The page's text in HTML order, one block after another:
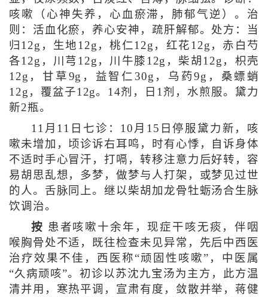
咳嗽（心神失养，心血瘀滞，肺郁气逆）。治
则：活血化瘀，养心安神，疏肝解郁。处方：当
归12g，生地12g，桃仁12g，红花12g，赤白芍
各12g，川芎12g，川牛膝12g，柴胡12g，枳壳
12g，甘草9g，益智仁30g，乌药9g，桑螵蛸
12g，覆盆子12g。14剂，日1剂，水煎服。黛力
新2瓶。
11月11日七诊：10月15日停服黛力新，咳
嗽未增加，顷诊诉右耳鸣，时有心悸，自诉身体
不适时手心冒汗，打嗝，转移注意力后好转，容
易胡思乱想，多梦，做梦与人打架，或梦见过世
的人。舌脉同上。继以柴胡加龙骨牡蛎汤合生脉
饮调治。
按 患者咳嗽十余年，现症干咳无痰，伴咽
喉胸骨处不适，既往检查未见异常，先后中西医
治疗效果不佳，西医称“顽固性咳嗽”，中医属
“久病顽咳”。初诊以苏沈九宝汤为主方，此方温
清并用，寒热平调，宣肃有度，敛散并举，蒋健